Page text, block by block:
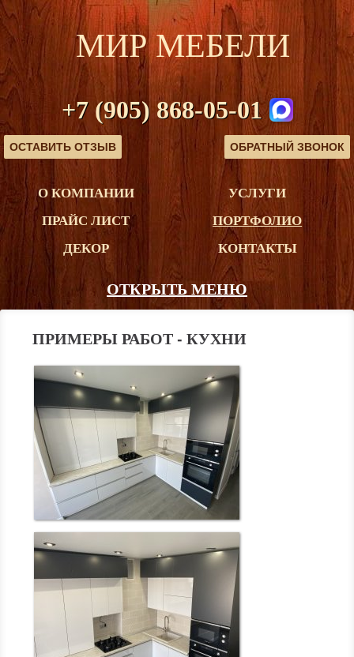
МИР МЕБЕЛИ
+7 (905) 868-05-01
ОБРАТНЫЙ ЗВОНОК
ОСТАВИТЬ ОТЗЫВ
О КОМПАНИИ
УСЛУГИ
ПРАЙС ЛИСТ
ПОРТФОЛИО
ДЕКОР
КОНТАКТЫ
ОТКРЫТЬ МЕНЮ
ПРИМЕРЫ РАБОТ - КУХНИ